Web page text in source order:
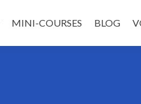
MINI-COURSES BLOG